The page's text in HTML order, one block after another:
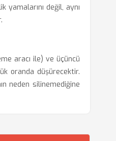
yamalarını değil, aynı
aracı ile) ve üçüncü
oranda düşürecektir.
neden silinemediğine